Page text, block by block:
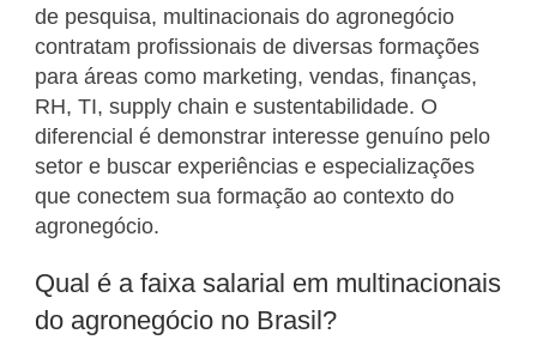
de pesquisa, multinacionais do agronegócio
contratam profissionais de diversas formações
para áreas como marketing, vendas, finanças,
RH, TI, supply chain e sustentabilidade. O
diferencial é demonstrar interesse genuíno pelo
setor e buscar experiências e especializações
que conectem sua formação ao contexto do
agronegócio.
Qual é a faixa salarial em multinacionais
do agronegócio no Brasil?